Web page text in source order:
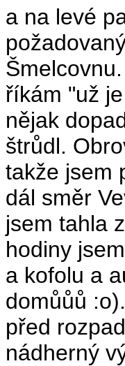
a na levé
říkám "už
nějak
štrůdl.
takže jsem
dál směr
jsem tahla
hodiny
a kofolu a
domůůů
před
nádherný